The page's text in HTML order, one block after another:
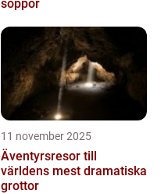
soppor
11 november 2025
Äventyrsresor till
världens mest dramatiska
grottor